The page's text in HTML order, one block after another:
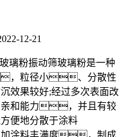
12-21
璃粉振动筛玻璃粉是一种
，粒径小、分散性
果较好;经过多次表面改
和能力，并且有较
便地分散于涂料
涂料丰满度，制成